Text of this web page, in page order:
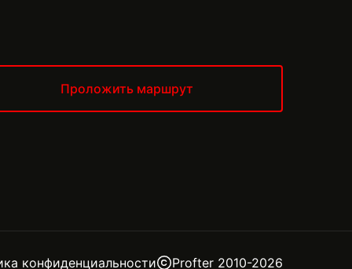
Проложить маршрут
конфиденциальности Profter 2010-2026